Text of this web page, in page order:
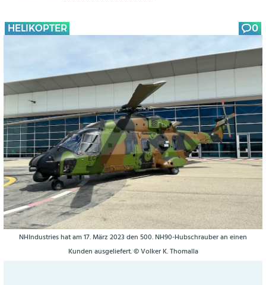
HELIKOPTER 0
NHIndustries hat am 17. März 2023 den 500. NH90-Hubschrauber an einen
Kunden ausgeliefert. © Volker K. Thomalla